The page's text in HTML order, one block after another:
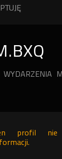
WYDARZENIA
profil nie